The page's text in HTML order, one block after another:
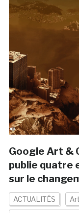
Google Art &
publie quatre
sur le
ACTUALITÉS